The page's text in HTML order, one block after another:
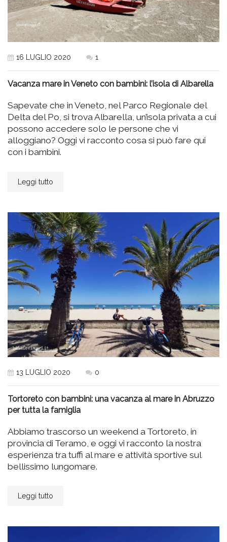
16 LUGLIO 2020 1
Vacanza mare in Veneto con bambini: l’isola di Albarella
Sapevate che in Veneto, nel Parco Regionale del
Delta del Po, si trova Albarella, un’isola privata a cui
possono accedere solo le persone che vi
alloggiano? Oggi vi racconto cosa si può fare qui
con i bambini.
Leggi tutto
13 LUGLIO 2020 0
Tortoreto con bambini: una vacanza al mare in Abruzzo
per tutta la famiglia
Abbiamo trascorso un weekend a Tortoreto, in
provincia di Teramo, e oggi vi racconto la nostra
esperienza tra tuffi al mare e attività sportive sul
bellissimo lungomare.
Leggi tutto